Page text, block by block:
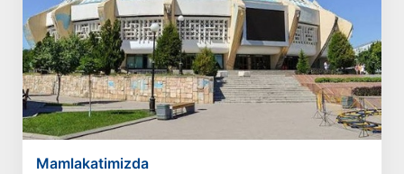
Mamlakatimizda